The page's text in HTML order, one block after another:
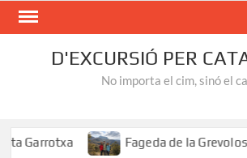
Skip
D'EXCURSIÓ PER
No importa el cim, sinó el
Fageda de la Grevolosa: El